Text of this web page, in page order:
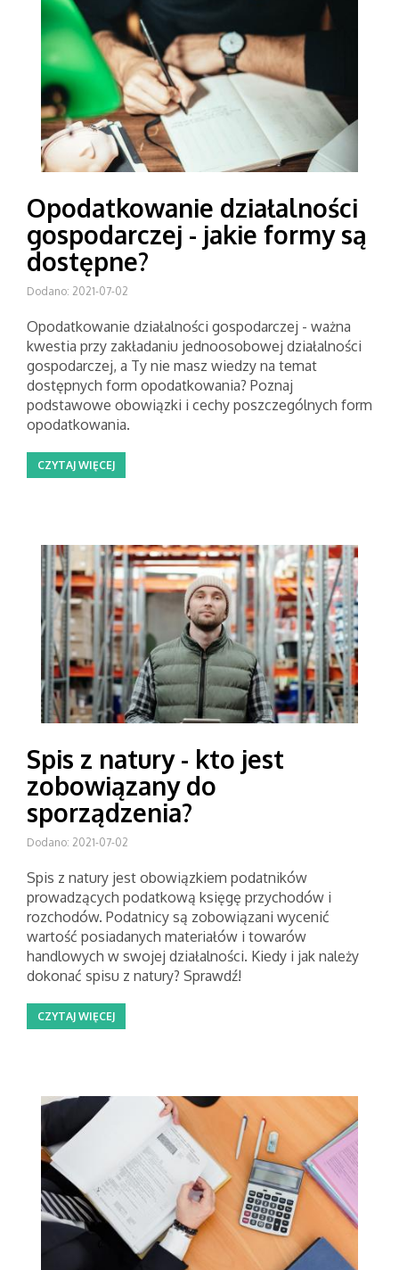
Opodatkowanie działalności
gospodarczej - jakie formy są
dostępne?
Dodano: 2021-07-02
Opodatkowanie działalności gospodarczej - ważna
kwestia przy zakładaniu jednoosobowej działalności
gospodarczej, a Ty nie masz wiedzy na temat
dostępnych form opodatkowania? Poznaj
podstawowe obowiązki i cechy poszczególnych form
opodatkowania.
CZYTAJ WIĘCEJ
Spis z natury - kto jest
zobowiązany do
sporządzenia?
Dodano: 2021-07-02
Spis z natury jest obowiązkiem podatników
prowadzących podatkową księgę przychodów i
rozchodów. Podatnicy są zobowiązani wycenić
wartość posiadanych materiałów i towarów
handlowych w swojej działalności. Kiedy i jak należy
dokonać spisu z natury? Sprawdź!
CZYTAJ WIĘCEJ